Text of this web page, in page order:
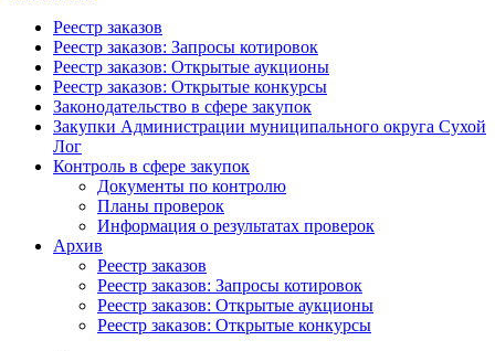
Реестр заказов
Реестр заказов: Запросы котировок
Реестр заказов: Открытые аукционы
Реестр заказов: Открытые конкурсы
Законодательство в сфере закупок
Закупки Администрации муниципального округа Сухой
Лог
Контроль в сфере закупок
Документы по контролю
Планы проверок
Информация о результатах проверок
Архив
Реестр заказов
Реестр заказов: Запросы котировок
Реестр заказов: Открытые аукционы
Реестр заказов: Открытые конкурсы